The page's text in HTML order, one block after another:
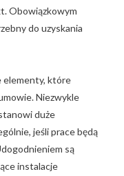
Obowiązkowym
do uzyskania
elementy, które
Niezwykle
duże
jeśli prace będą
są
instalacje